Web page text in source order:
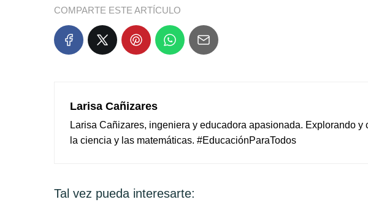
COMPARTE ESTE ARTÍCULO
Larisa Cañizares
Larisa Cañizares, ingeniera y educadora apasionada. Explorando
la ciencia y las matemáticas. #EducaciónParaTodos
Tal vez pueda interesarte: